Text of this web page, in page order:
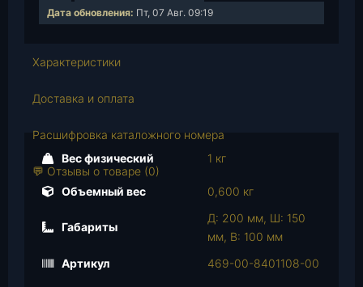
е
т
о
о
в
а
р
О
л
Дата обновления: Пт, 07 Авг. 09:19
Характеристики
Доставка и оплата
Расшифровка каталожного номера
💬 Отзывы о товаре (0)
Вес физический 1 кг
Объемный вес 0,600 кг
Габариты
Д: 200 мм, Ш: 150
мм, В: 100 мм
Артикул
469-00-8401108-00